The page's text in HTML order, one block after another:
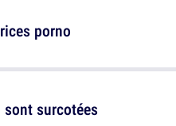
surcotées
porno